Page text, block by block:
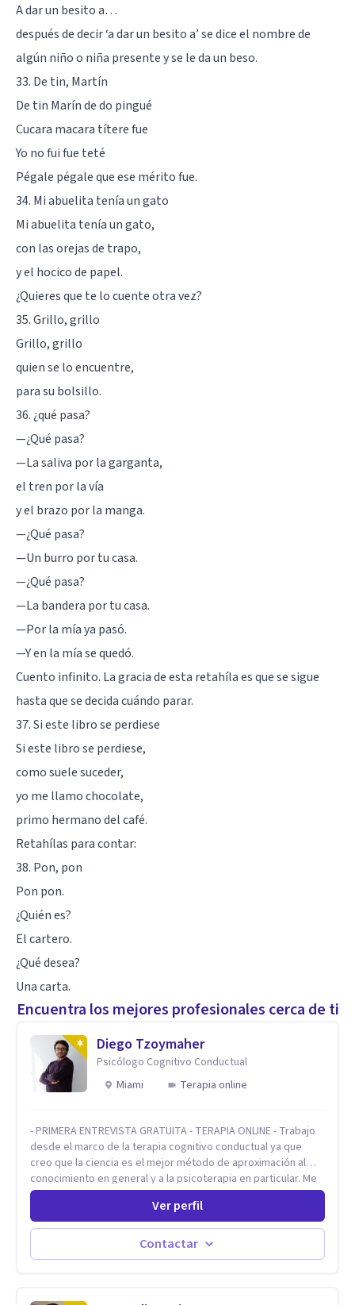
A dar un besito a…
después de decir ‘a dar un besito a’ se dice el nombre de
algún niño o niña presente y se le da un beso.
33. De tin, Martín
De tin Marín de do pingué
Cucara macara títere fue
Yo no fui fue teté
Pégale pégale que ese mérito fue.
34. Mi abuelita tenía un gato
Mi abuelita tenía un gato,
con las orejas de trapo,
y el hocico de papel.
¿Quieres que te lo cuente otra vez?
35. Grillo, grillo
Grillo, grillo
quien se lo encuentre,
para su bolsillo.
36. ¿qué pasa?
—¿Qué pasa?
—La saliva por la garganta,
el tren por la vía
y el brazo por la manga.
—¿Qué pasa?
—Un burro por tu casa.
—¿Qué pasa?
—La bandera por tu casa.
—Por la mía ya pasó.
—Y en la mía se quedó.
Cuento infinito. La gracia de esta retahíla es que se sigue
hasta que se decida cuándo parar.
37. Si este libro se perdiese
Si este libro se perdiese,
como suele suceder,
yo me llamo chocolate,
primo hermano del café.
Retahílas para contar:
38. Pon, pon
Pon pon.
¿Quién es?
El cartero.
¿Qué desea?
Una carta.
Encuentra los mejores profesionales cerca de ti
Diego Tzoymaher
Psicólogo Cognitivo Conductual
Miami
Terapia online
- PRIMERA ENTREVISTA GRATUITA - TERAPIA ONLINE - Trabajo
desde el marco de la terapia cognitivo conductual ya que
creo que la ciencia es el mejor método de aproximación al
conocimiento en general y a la psicoterapia en particular. Me
interesan los procesos de cambio conductual por los que una
persona pueda alcanzar sus objetivos, transitando,
aceptando y modificando sus patrones cognitivos y
emocionales. Abordo patologías específicas como trastornos
de ansiedad y del ánimo, y también crisis vitales y procesos
Ver perfil
Contactar